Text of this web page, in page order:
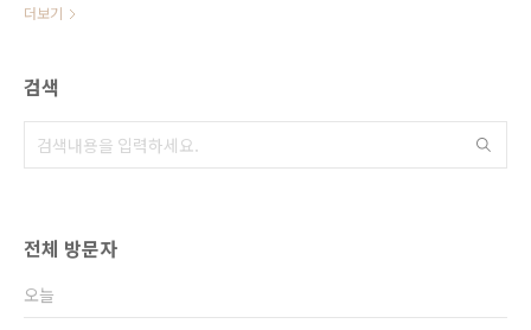
더보기
검색
전체 방문자
오늘